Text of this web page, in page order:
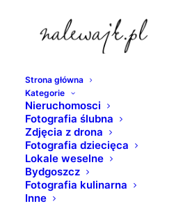
Strona główna
Kategorie
Nieruchomosci
Fotografia ślubna
Zdjęcia z drona
Fotografia dziecięca
Lokale weselne
Bydgoszcz
Fotografia kulinarna
Inne
zdjecia-
Strona Główna
Pałac Suchary | Zdjęcia
klimatem i unikalnym wyglądem |